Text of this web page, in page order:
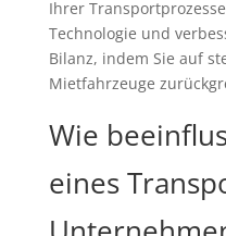
Ihrer
Technologie und
Bilanz, indem Sie auf
Mietfahrzeuge
Wie
eines